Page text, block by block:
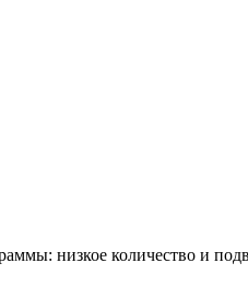
низкое количество и